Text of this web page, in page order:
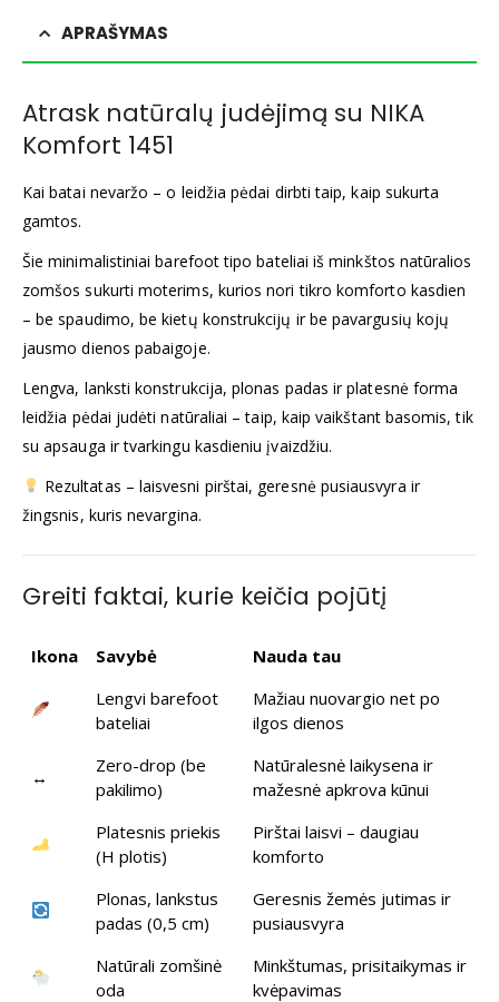
APRAŠYMAS
Atrask natūralų judėjimą su NIKA
Komfort 1451
Kai batai nevaržo – o leidžia pėdai dirbti taip, kaip sukurta
gamtos.
Šie minimalistiniai barefoot tipo bateliai iš minkštos natūralios
zomšos sukurti moterims, kurios nori tikro komforto kasdien
– be spaudimo, be kietų konstrukcijų ir be pavargusių kojų
jausmo dienos pabaigoje.
Lengva, lanksti konstrukcija, plonas padas ir platesnė forma
leidžia pėdai judėti natūraliai – taip, kaip vaikštant basomis, tik
su apsauga ir tvarkingu kasdieniu įvaizdžiu.
Rezultatas – laisvesni pirštai, geresnė pusiausvyra ir
žingsnis, kuris nevargina.
Greiti faktai, kurie keičia pojūtį
Ikona Savybė
Nauda tau
Lengvi barefoot
bateliai
Mažiau nuovargio net po
ilgos dienos
↔️
Zero-drop (be
pakilimo)
Natūralesnė laikysena ir
mažesnė apkrova kūnui
Platesnis priekis
(H plotis)
Pirštai laisvi – daugiau
komforto
Plonas, lankstus
padas (0,5 cm)
Geresnis žemės jutimas ir
pusiausvyra
Natūrali zomšinė
oda
Minkštumas, prisitaikymas ir
kvėpavimas